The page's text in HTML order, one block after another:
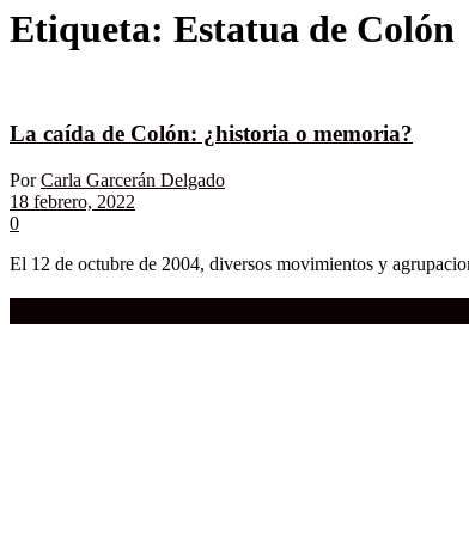
Etiqueta: Estatua de Colón
La caída de Colón: ¿historia o memoria?
Por Carla Garcerán Delgado
18 febrero, 2022
0
El 12 de octubre de 2004, diversos movimientos y